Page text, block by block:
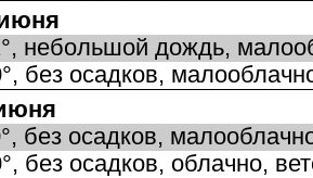
небольшой дождь,
без осадков,
без осадков,
без осадков, облачно,